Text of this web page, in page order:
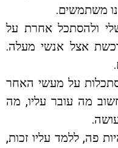
משתמשים.
ולהסתכל אחרת על
אצל אנשי מעלה.
על מעשי האחר
מה עובר עליו, מה
פה, ללמד עליו זכות,